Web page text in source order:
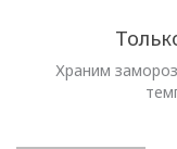
Храним